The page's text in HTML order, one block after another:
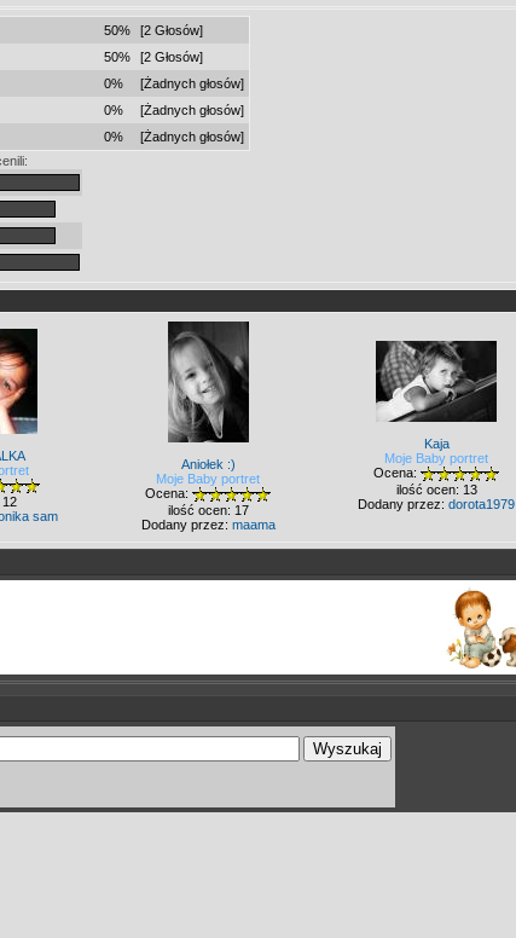
50%
[2 Głosów]
50%
[2 Głosów]
0%
[Żadnych głosów]
0%
[Żadnych głosów]
0%
[Żadnych głosów]
12
sam
Aniołek :)
Moje Baby portret
Ocena:
ilość ocen: 17
Dodany przez: maama
Kaja
Moje Baby portret
Ocena:
ilość ocen: 13
Dodany przez: dorota1979